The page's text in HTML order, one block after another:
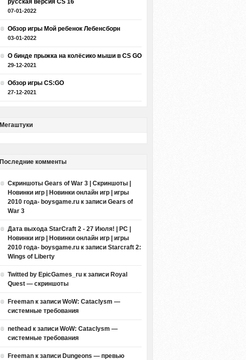
русская версия CS 16
07-01-2022
Обзор игры Мой ребенок Лебенсборн
03-01-2022
О бинде прыжка на колёсико мыши в CS GO
29-12-2021
Обзор игры CS:GO
27-12-2021
Мегаштуки
Последние комменты
Скриншоты Gears of War 3 | Скриншоты |
Новинки игр | Новинки онлайн игр | игры
2010 года- boysgame.ru к записи Gears of
War 3
Дата выхода StarCraft 2 - 27 Июля! | PC |
Новинки игр | Новинки онлайн игр | игры
2010 года- boysgame.ru к записи Starcraft 2:
Wings of Liberty
Twitted by EpicGames_ru к записи Royal
Quest — скриншоты
Freeman к записи WoW: Cataclysm —
системные требования
nethead к записи WoW: Cataclysm —
системные требования
Freeman к записи Dungeons — превью